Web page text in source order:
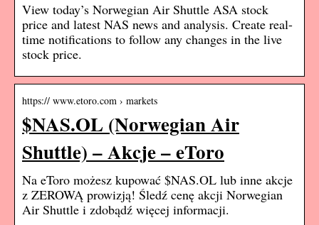
View today’s Norwegian Air Shuttle ASA stock
price and latest NAS news and analysis. Create real-
time notifications to follow any changes in the live
stock price.
https:// www.etoro.com › markets
$NAS.OL (Norwegian Air
Shuttle) – Akcje – eToro
Na eToro możesz kupować $NAS.OL lub inne akcje
z ZEROWĄ prowizją! Śledź cenę akcji Norwegian
Air Shuttle i zdobądź więcej informacji.